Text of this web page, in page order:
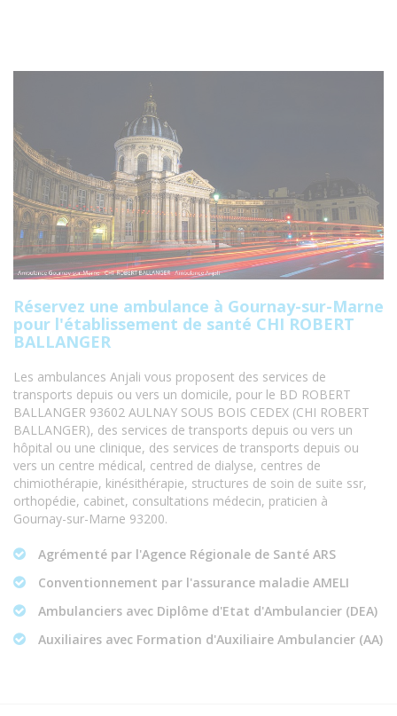
Réservez une ambulance à Gournay-sur-Marne
pour l'établissement de santé CHI ROBERT
BALLANGER
Les ambulances Anjali vous proposent des services de
transports depuis ou vers un domicile, pour le BD ROBERT
BALLANGER 93602 AULNAY SOUS BOIS CEDEX (CHI ROBERT
BALLANGER), des services de transports depuis ou vers un
hôpital ou une clinique, des services de transports depuis ou
vers un centre médical, centred de dialyse, centres de
chimiothérapie, kinésithérapie, structures de soin de suite ssr,
orthopédie, cabinet, consultations médecin, praticien à
Gournay-sur-Marne 93200.
Agrémenté par l'Agence Régionale de Santé ARS
Conventionnement par l'assurance maladie AMELI
Ambulanciers avec Diplôme d'Etat d'Ambulancier (DEA)
Auxiliaires avec Formation d'Auxiliaire Ambulancier (AA)